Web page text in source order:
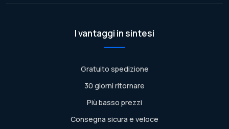
I vantaggi in sintesi
Gratuito spedizione
30 giorni ritornare
Più basso prezzi
Consegna sicura e veloce